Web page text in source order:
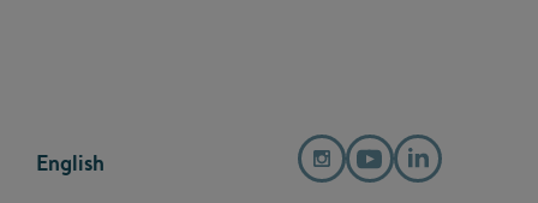
English